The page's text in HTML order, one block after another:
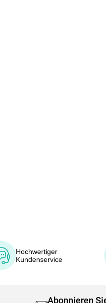
Hochwertiger
Kundenservice
Abonnieren